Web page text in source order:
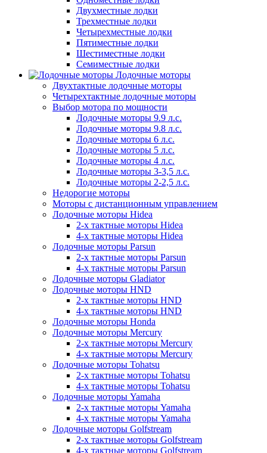
Двухместные лодки
Трехместные лодки
Четырехместные лодки
Пятиместные лодки
Шестиместные лодки
Семиместные лодки
Лодочные моторы
Двухтактные лодочные моторы
Четырехтактные лодочные моторы
Выбор мотора по мощности
Лодочные моторы 9.9 л.с.
Лодочные моторы 9.8 л.с.
Лодочные моторы 6 л.с.
Лодочные моторы 5 л.с.
Лодочные моторы 4 л.с.
Лодочные моторы 3-3,5 л.с.
Лодочные моторы 2-2,5 л.с.
Недорогие моторы
Моторы с дистанционным управлением
Лодочные моторы Hidea
2-х тактные моторы Hidea
4-х тактные моторы Hidea
Лодочные моторы Parsun
2-х тактные моторы Parsun
4-х тактные моторы Parsun
Лодочные моторы Gladiator
Лодочные моторы HND
2-х тактные моторы HND
4-х тактные моторы HND
Лодочные моторы Honda
Лодочные моторы Mercury
2-х тактные моторы Mercury
4-х тактные моторы Mercury
Лодочные моторы Tohatsu
2-х тактные моторы Tohatsu
4-х тактные моторы Tohatsu
Лодочные моторы Yamaha
2-х тактные моторы Yamaha
4-х тактные моторы Yamaha
Лодочные моторы Golfstream
2-х тактные моторы Golfstream
4-х тактные моторы Golfstream